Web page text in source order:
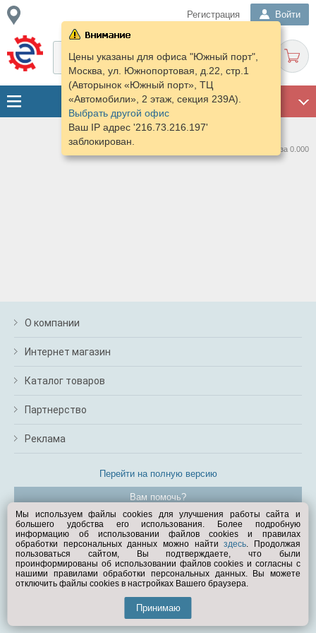
Регистрация Войти
Цены указаны для офиса "Южный порт",
Москва, ул. Южнопортовая, д.22, стр.1
(Авторынок «Южный порт», ТЦ
«Автомобили», 2 этаж, секция 239А).
Выбрать другой офис
Ваш IP адрес '216.73.216.197'
заблокирован.
Нашлось предложений: 0 за 0.000
О компании
Интернет магазин
Каталог товаров
Партнерство
Реклама
Перейти на полную версию
Вам помочь?
© Exist.ru 1998—2026
Мы используем файлы cookies для улучшения работы сайта и
большего удобства его использования. Более подробную
информацию об использовании файлов cookies и правилах
обработки персональных данных можно найтиздесь. Продолжая
пользоваться сайтом, Вы подтверждаете, что были
проинформированы об использовании файлов cookies и согласны с
нашими правилами обработки персональных данных. Вы можете
отключить файлы cookies в настройках Вашего браузера.
Принимаю